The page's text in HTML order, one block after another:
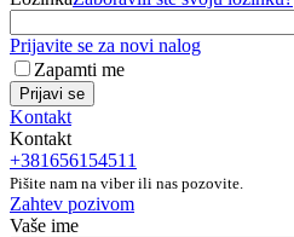
Prijavite se za novi nalog
Zapamti me
Prijavi se
Kontakt
Kontakt
+381656154511
Pišite nam na viber ili nas pozovite.
Zahtev pozivom
Vaše ime